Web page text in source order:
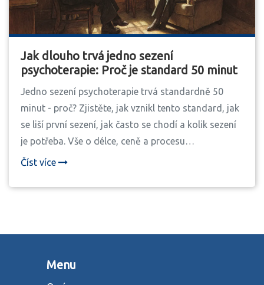
Jak dlouho trvá jedno sezení
psychoterapie: Proč je standard 50 minut
Jedno sezení psychoterapie trvá standardně 50
minut - proč? Zjistěte, jak vznikl tento standard, jak
se liší první sezení, jak často se chodí a kolik sezení
je potřeba. Vše o délce, ceně a procesu
psychoterapie v Česku.
Číst více
Menu